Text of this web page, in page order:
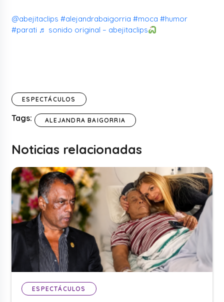
@abejitaclips #alejandrabaigorria #moca #humor
#parati ♬ sonido original – abejitaclips
ESPECTÁCULOS
Tags: ALEJANDRA BAIGORRIA
Noticias relacionadas
ESPECTÁCULOS